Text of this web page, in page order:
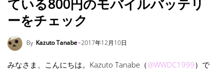
ている800円のモバイルバッテリ
ーをチェック
By Kazuto Tanabe 2017年12月10日
みなさま、こんにちは。Kazuto Tanabe（@WWDC1999）で